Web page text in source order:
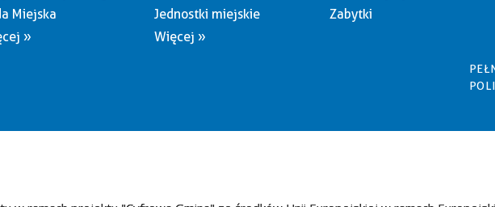
Miejska
»
Jednostki miejskie
Więcej »
Zabytki